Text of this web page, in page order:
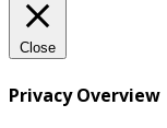
Close
Privacy Overview